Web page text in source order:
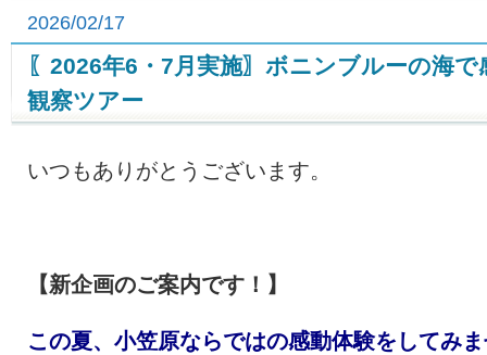
2026/02/17
〖2026年6・7月実施〗ボニンブルーの海
観察ツアー
いつもありがとうございます。
【新企画のご案内です！】
この夏、小笠原ならではの感動体験をしてみ